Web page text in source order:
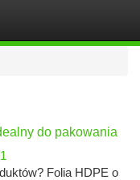
do pakowania
Folia HDPE o